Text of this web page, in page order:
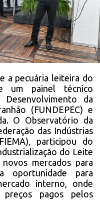
a pecuária leiteira do
um painel técnico
da
(FUNDEPEC) e
O Observatório da
das Indústrias
participou do
do Leite
mercados para
oportunidade para
interno, onde
pagos pelos